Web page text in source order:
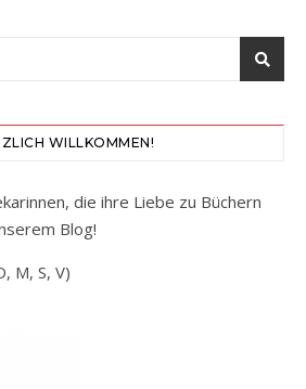
WILLKOMMEN!
die ihre Liebe zu Büchern
Blog!
M, S, V)